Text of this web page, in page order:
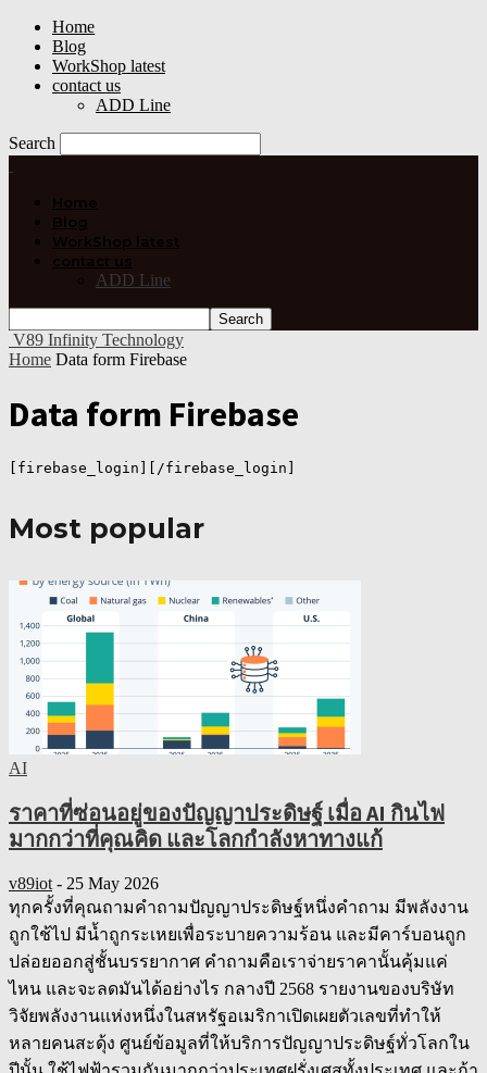
Home
Blog
WorkShop latest
contact us
ADD Line
Search
Home
Blog
WorkShop latest
contact us
ADD Line
V89 Infinity Technology
Home Data form Firebase
Data form Firebase
Most popular
AI
ราคาที่ซ่อนอยู่ของปัญญาประดิษฐ์ เมื่อ AI กินไฟ
มากกว่าที่คุณคิด และโลกกำลังหาทางแก้
v89iot - 25 May 2026
ทุกครั้งที่คุณถามคำถามปัญญาประดิษฐ์หนึ่งคำถาม มีพลังงาน
ถูกใช้ไป มีน้ำถูกระเหยเพื่อระบายความร้อน และมีคาร์บอนถูก
ปล่อยออกสู่ชั้นบรรยากาศ คำถามคือเราจ่ายราคานั้นคุ้มแค่
ไหน และจะลดมันได้อย่างไร กลางปี 2568 รายงานของบริษัท
วิจัยพลังงานแห่งหนึ่งในสหรัฐอเมริกาเปิดเผยตัวเลขที่ทำให้
หลายคนสะดุ้ง ศูนย์ข้อมูลที่ให้บริการปัญญาประดิษฐ์ทั่วโลกใน